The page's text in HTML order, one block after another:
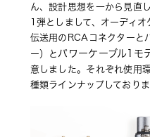
ん、設計思想を一から見直
1弾としまして、オーディ
伝送用のRCAコネクターと
ー）とパワーケーブル1モ
意しました。それぞれ使用
種類ラインナップしておりま